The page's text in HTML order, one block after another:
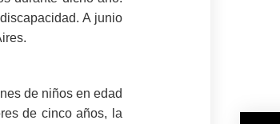
A junio
de niños en edad
de cinco años, la